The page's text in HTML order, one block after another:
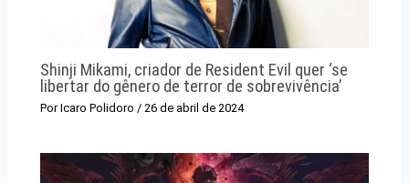
Shinji Mikami, criador de Resident Evil quer ‘se
libertar do gênero de terror de sobrevivência’
PorIcaro Polidoro / 26 de abril de 2024